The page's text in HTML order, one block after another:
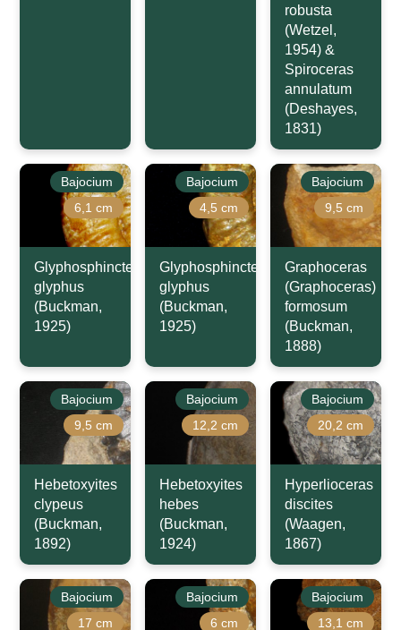
robusta
(Wetzel,
1954) &
Spiroceras
annulatum
(Deshayes,
1831)
Bajocium
6,1 cm
Glyphosphinctes
glyphus
(Buckman,
1925)
Bajocium
4,5 cm
Glyphosphinctes
glyphus
(Buckman,
1925)
Bajocium
9,5 cm
Graphoceras
(Graphoceras)
formosum
(Buckman,
1888)
Bajocium
9,5 cm
Hebetoxyites
clypeus
(Buckman,
1892)
Bajocium
12,2 cm
Hebetoxyites
hebes
(Buckman,
1924)
Bajocium
20,2 cm
Hyperlioceras
discites
(Waagen,
1867)
Bajocium
17 cm
Bajocium
6 cm
Bajocium
13,1 cm